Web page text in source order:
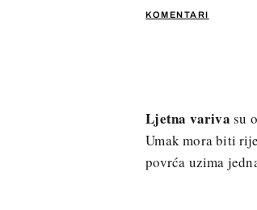
KOMENTARI
Ljetna variva su
Umak mora biti
povrća uzima